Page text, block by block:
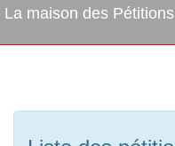
La maison des Pétitions